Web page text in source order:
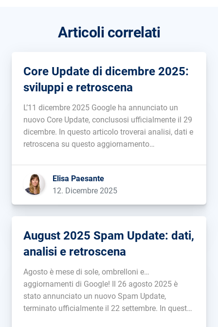
Articoli correlati
Core Update di dicembre 2025:
sviluppi e retroscena
L’11 dicembre 2025 Google ha annunciato un
nuovo Core Update, conclusosi ufficialmente il 29
dicembre. In questo articolo troverai analisi, dati e
retroscena su questo aggiornamento
Elisa Paesante
12. Dicembre 2025
August 2025 Spam Update: dati,
analisi e retroscena
Agosto è mese di sole, ombrelloni e…
aggiornamenti di Google! Il 26 agosto 2025 è
stato annunciato un nuovo Spam Update,
terminato ufficialmente il 22 settembre. In questo